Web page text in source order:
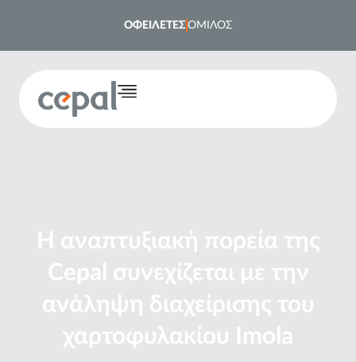
ΟΦΕΙΛΕΤΕΣ ΟΜΙΛΟΣ
Η αναπτυξιακή πορεία της
Cepal συνεχίζεται με την
ανάληψη διαχείρισης του
χαρτοφυλακίου Imola